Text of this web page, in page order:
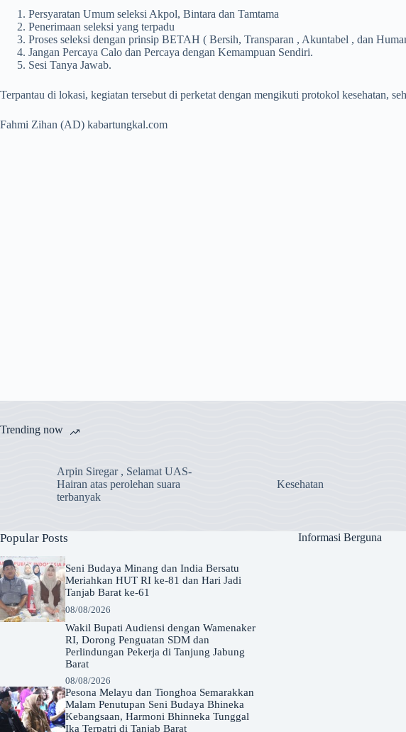
Persyaratan Umum seleksi Akpol, Bintara dan Tamtama
Penerimaan seleksi yang terpadu
Proses seleksi dengan prinsip BETAH ( Bersih, Transparan , Akuntabel , dan
Jangan Percaya Calo dan Percaya dengan Kemampuan Sendiri.
Sesi Tanya Jawab.
Terpantau di lokasi, kegiatan tersebut di perketat dengan mengikuti protokol kesehatan,
Fahmi Zihan (AD) kabartungkal.com
Trending now
Arpin Siregar , Selamat UAS-
Hairan atas perolehan suara
terbanyak
Kesehatan
Popular Posts
Seni Budaya Minang dan India Bersatu
Meriahkan HUT RI ke-81 dan Hari Jadi
Tanjab Barat ke-61
08/08/2026
Wakil Bupati Audiensi dengan Wamenaker
RI, Dorong Penguatan SDM dan
Perlindungan Pekerja di Tanjung Jabung
Barat
08/08/2026
Pesona Melayu dan Tionghoa Semarakkan
Malam Penutupan Seni Budaya Bhineka
Kebangsaan, Harmoni Bhinneka Tunggal
Ika Terpatri di Tanjab Barat
Informasi Berguna